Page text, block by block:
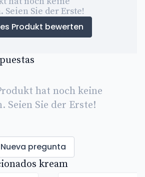
Sie der Erste!
Produkt bewerten
hat noch keine
Seien Sie der Erste!
Nueva pregunta
kream